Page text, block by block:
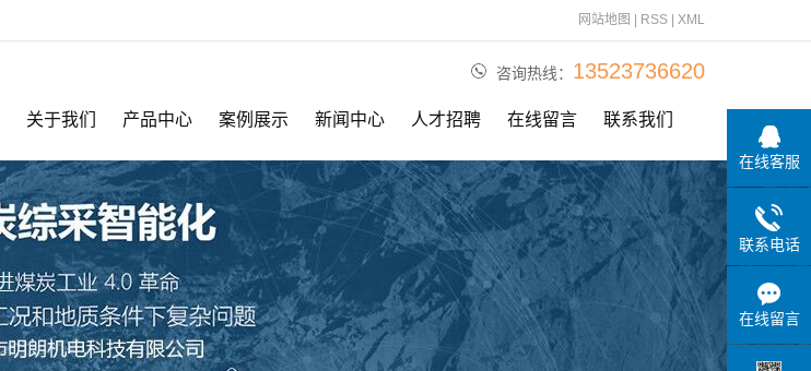
网站地图 RSS XML
咨询热线： 13523736620
关于我们
公司简介
荣誉资质
企业资质
产品中心
乳化液保障系统
井下在线自清洗综合供水净化站
乳化液配比站
乳化液泵站
自动高压反冲洗过滤站
案例展示
公司相册
企业资质
新闻中心
公司动态
行业资讯
相关问题
人才招聘 在线留言 联系我们
在线客服
联系电话
在线留言